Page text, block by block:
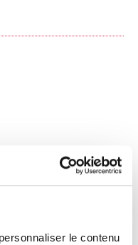
le contenu
à l'issue de la